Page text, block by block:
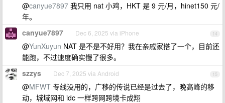
@canyue7897 我只用 nat 小鸡，HKT 是 9 元/月，hinet150 元/
年。
14
canyue7897 Dec 6, 2025 via iPhone
@YunXuyun NAT 是不是不好用？我在亲戚家搭了一个，目前还
能跑，不过速度确实慢了很多。
15
szzys Dec 7, 2025 via Android
@MFWT 专线没用的，广移的传说已经是过去了，晚高峰的移
动，城域网和 idc 一样跨网跨境卡成翔